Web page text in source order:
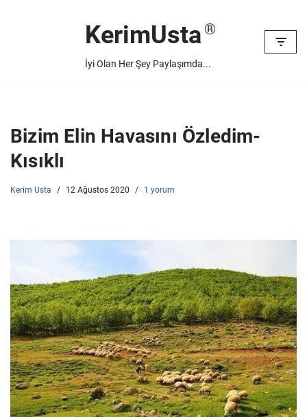
KerimUsta
İyi Olan Her Şey Paylaşımda...
Bizim Elin Havasını Özledim-
Kısıklı
Kerim Usta 12 Ağustos 2020 1 yorum